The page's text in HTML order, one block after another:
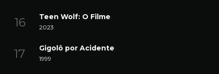
Teen Wolf: O Filme
2023
Gigolô por Acidente
1999